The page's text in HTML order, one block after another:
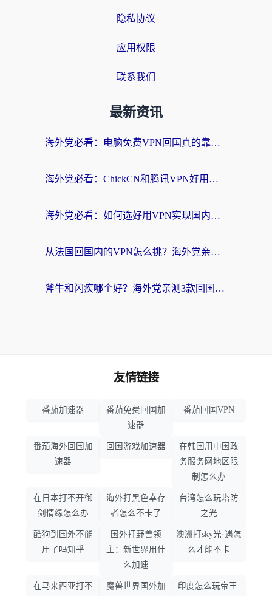
隐私协议
应用权限
联系我们
最新资讯
海外党必看：电脑免费VPN回国真的靠谱吗？附实测对比与最优方案指南
海外党必看：ChickCN和腾讯VPN好用吗？3招选对回国加速器，告别地区限制
海外党必看：如何选好用VPN实现国内资源无缝访问？从越南到全球都适用
从法国回国内的VPN怎么挑？海外党亲测：稳定、多端、安全才是关键
斧牛和闪疾哪个好？海外党亲测3款回国加速器，教你选到不踩坑的那一款
友情链接
番茄加速器
番茄免费回国加
速器
番茄回国VPN
番茄海外回国加
速器
回国游戏加速器
在韩国用中国政
务服务网地区限
制怎么办
在日本打不开御
剑情缘怎么办
海外打黑色幸存
者怎么不卡了
台湾怎么玩塔防
之光
酷狗到国外不能
用了吗知乎
国外打野兽领
主：新世界用什
么加速
澳洲打sky光·遇怎
么才能不卡
在马来西亚打不 魔兽世界国外加 印度怎么玩帝王·